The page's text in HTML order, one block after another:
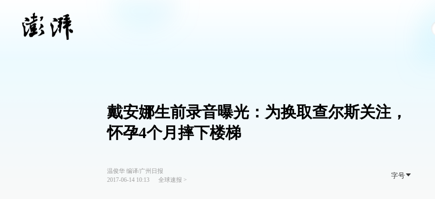
戴安娜生前录音曝光：为换取查尔斯关注，
怀孕4个月摔下楼梯
温俊华 编译/广州日报
2017-06-14 10:13
全球速报 >
字号